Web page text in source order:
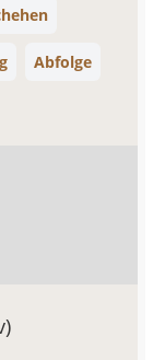
Abfolge